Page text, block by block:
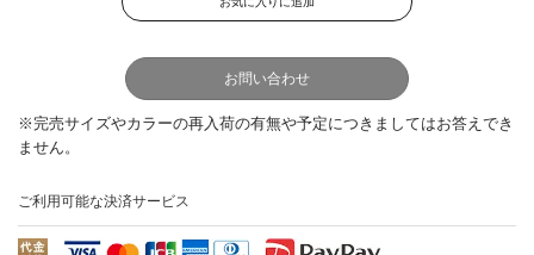
お問い合わせ
ご利用可能な決済サービス